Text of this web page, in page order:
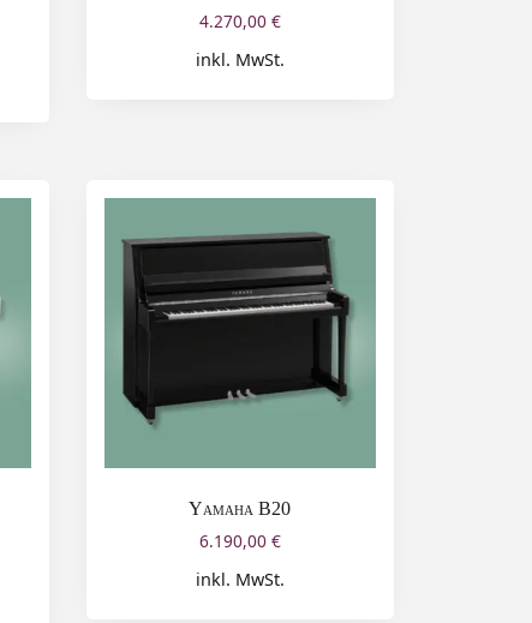
4.270,00 €
inkl. MwSt.
Yamaha B20
6.190,00 €
inkl. MwSt.